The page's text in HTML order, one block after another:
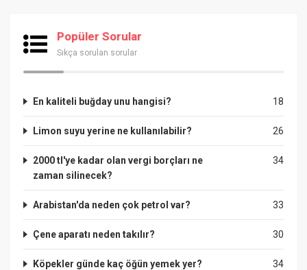
Popüler Sorular
Sıkça sorulan sorular
18
En kaliteli buğday unu hangisi?
26
Limon suyu yerine ne kullanılabilir?
34
2000 tl'ye kadar olan vergi borçları ne
zaman silinecek?
33
Arabistan'da neden çok petrol var?
30
Çene aparatı neden takılır?
34
Köpekler günde kaç öğün yemek yer?